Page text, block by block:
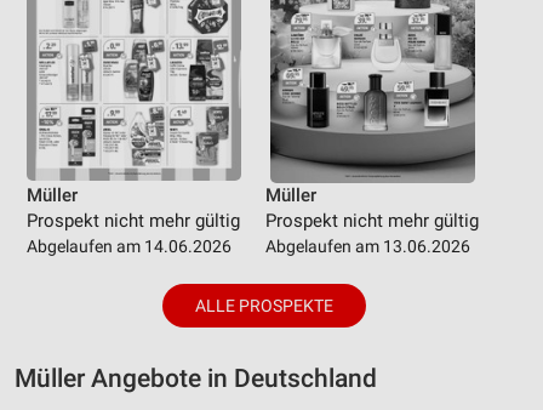
Müller
Prospekt nicht mehr gültig
Abgelaufen am 14.06.2026
Müller
Prospekt nicht mehr gültig
Abgelaufen am 13.06.2026
ALLE PROSPEKTE
Müller Angebote in Deutschland